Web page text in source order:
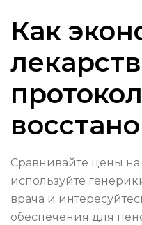
Как
Сравнивайте цены на
используйте
врача и
обеспечения для